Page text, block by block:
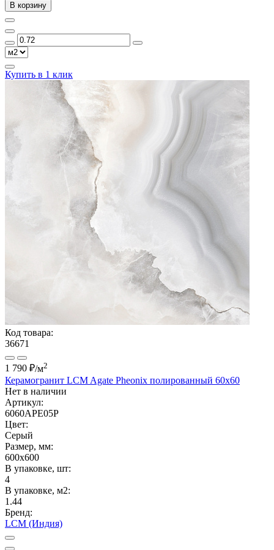
В корзину
Купить в 1 клик
Код товара:
36671
1 790 ₽/м2
Керамогранит LCM Agate Pheonix полированный 60x60
Нет в наличии
Артикул:
6060APE05P
Цвет:
Серый
Размер, мм:
600x600
В упаковке, шт:
4
В упаковке, м2:
1.44
Бренд:
LCM (Индия)